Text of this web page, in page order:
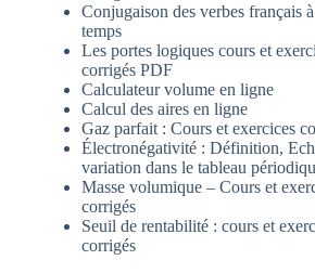
Conjugaison des verbes français
temps
Les portes logiques cours et
corrigés PDF
Calculateur volume en ligne
Calcul des aires en ligne
Gaz parfait : Cours et exercices
Électronégativité : Définition,
variation dans le tableau
Masse volumique – Cours et
corrigés
Seuil de rentabilité : cours et
corrigés